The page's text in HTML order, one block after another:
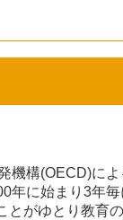
構(OECD)に
に始まり3年
がゆとり教育